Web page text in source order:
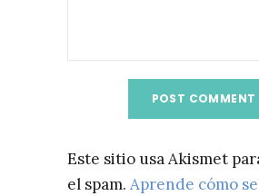
Este sitio usa Akismet
el spam. Aprende cómo